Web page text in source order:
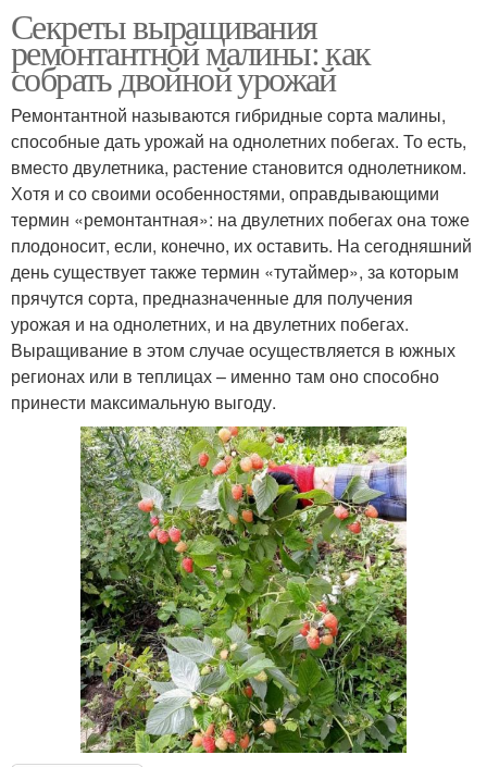
Секреты выращивания
ремонтантной малины: как
собрать двойной урожай
Ремонтантной называются гибридные сорта малины,
способные дать урожай на однолетних побегах. То есть,
вместо двулетника, растение становится однолетником.
Хотя и со своими особенностями, оправдывающими
термин «ремонтантная»: на двулетних побегах она тоже
плодоносит, если, конечно, их оставить. На сегодняшний
день существует также термин «тутаймер», за которым
прячутся сорта, предназначенные для получения
урожая и на однолетних, и на двулетних побегах.
Выращивание в этом случае осуществляется в южных
регионах или в теплицах – именно там оно способно
принести максимальную выгоду.